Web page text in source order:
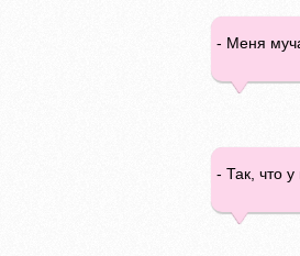
- Меня
- Так, что